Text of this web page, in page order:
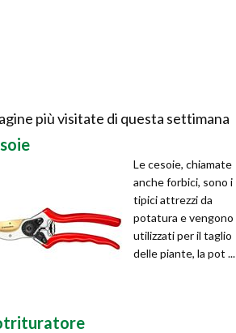
più visitate di questa settimana
Le cesoie, chiamate
anche forbici, sono i
tipici attrezzi da
potatura e vengono
utilizzati per il taglio
delle piante, la pot ...